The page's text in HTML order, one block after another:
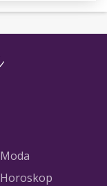
Moda
Horoskop